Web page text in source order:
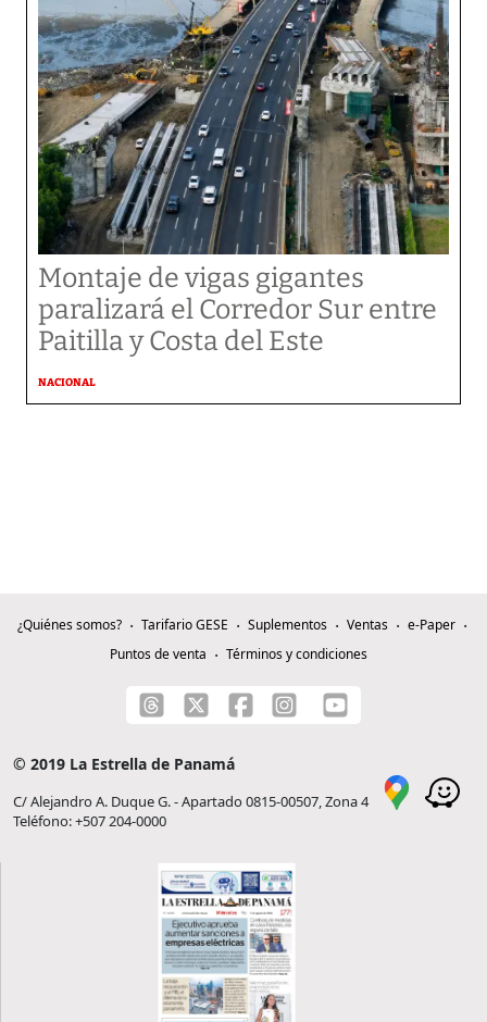
Montaje de vigas gigantes
paralizará el Corredor Sur entre
Paitilla y Costa del Este
NACIONAL
¿Quiénes somos? Tarifario GESE Suplementos Ventas
e-Paper
Puntos de venta
Términos y condiciones
© 2019 La Estrella de Panamá
C/ Alejandro A. Duque G. - Apartado 0815-00507, Zona 4
Teléfono: +507 204-0000